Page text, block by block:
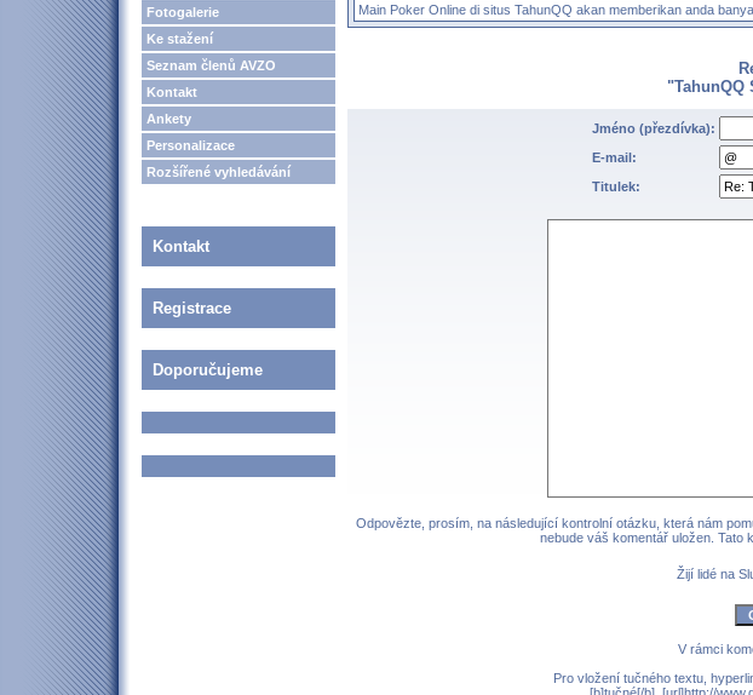
Fotogalerie
Ke stažení
Seznam členů AVZO
Kontakt
Ankety
Personalizace
Rozšířené vyhledávání
Kontakt
Registrace
Doporučujeme
Main Poker Online di situs TahunQQ akan memberikan anda
"TahunQQ
Jméno (přezdívka):
E-mail:
Titulek:
Odpovězte, prosím, na následující kontrolní otázku, která nám
nebude váš komentář uložen. Tato
Žijí lidé na
V rámci
Pro vložení tučného textu,